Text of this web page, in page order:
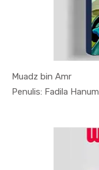
Muadz bin Amr
Penulis: Fadila Hanum